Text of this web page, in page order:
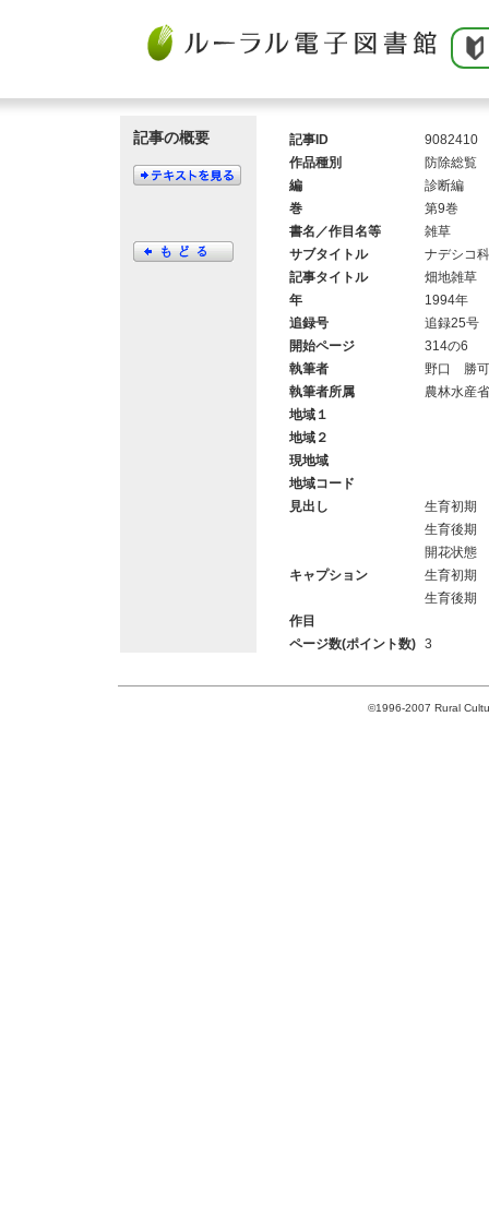
記事の概要 記事ID
9082410
作品種別
防除総覧
編
診断編
巻
第9巻
書名／作目名等
雑草
サブタイトル
ナデシコ
記事タイトル
畑地雑草
年
1994年
追録号
追録25号
開始ページ
314の6
執筆者
野口 勝可
執筆者所属
農林水産
地域１
地域２
現地域
地域コード
見出し
生育初期
生育後期
開花状態
キャプション
生育初期
生育後期
作目
ページ数(ポイント数)
3
©1996-2007 Rural